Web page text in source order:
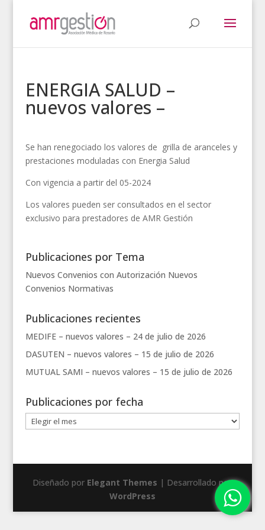
ENERGIA SALUD –
nuevos valores –
Se han renegociado los valores de grilla de aranceles y
prestaciones moduladas con Energia Salud
Con vigencia a partir del 05-2024
Los valores pueden ser consultados en el sector
exclusivo para prestadores de AMR Gestión
Publicaciones por Tema
Nuevos Convenios con Autorización Nuevos
Convenios Normativas
Publicaciones recientes
MEDIFE – nuevos valores – 24 de julio de 2026
DASUTEN – nuevos valores – 15 de julio de 2026
MUTUAL SAMI – nuevos valores – 15 de julio de 2026
Publicaciones por fecha
Publicaciones
por
Diseñado por Elegant Themes | Desarrollado por
WordPress